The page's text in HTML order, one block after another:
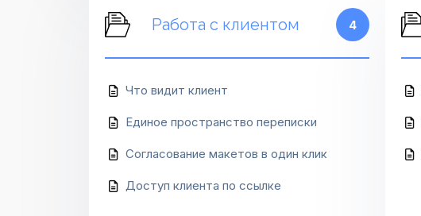
Работа с клиентом 4
Что видит клиент
Единое пространство переписки
Согласование макетов в один клик
Доступ клиента по ссылке